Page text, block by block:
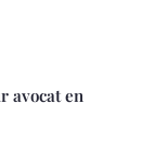
avocat en